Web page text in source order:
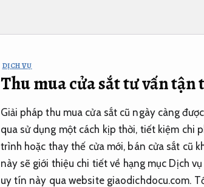
DỊCH VỤ
Thu mua cửa sắt tư vấn tận
Giải pháp thu mua cửa sắt cũ ngày càng
qua sử dụng một cách kịp thời, tiết kiệm chi
trình hoặc thay thế cửa mới, bán cửa sắt cũ
này sẽ giới thiệu chi tiết về hạng mục Dịch
uy tín này qua website giaodichdocu.com.